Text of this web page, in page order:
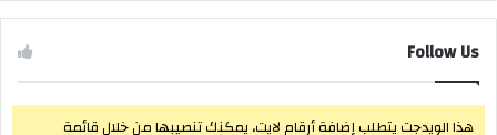
Follow Us
هذا الويدجت يتطلب إضافة أرقام لايت، يمكنك تنصيبها من خلال قائمة